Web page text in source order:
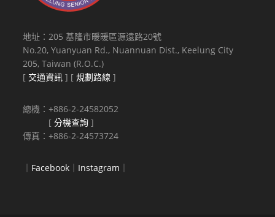
地址：205 基隆市暖暖區源遠路20號
No.20, Yuanyuan Rd., Nuannuan Dist., Keelung City
205, Taiwan (R.O.C.)
[ 交通資訊 ] [規劃路線 ]
總機：+886-2-24582052
[分機查詢 ]
傳真：+886-2-24573724
Facebook Instagram